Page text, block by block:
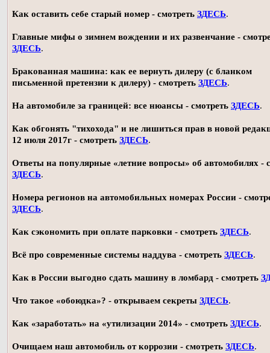
Как оставить себе старый номер - смотреть ЗДЕСЬ.
Главные мифы о зимнем вождении и их развенчание -
ЗДЕСЬ.
Бракованная машина: как ее вернуть дилеру (с бланком
письменной претензии к дилеру) - смотреть ЗДЕСЬ.
На автомобиле за границей: все нюансы - смотреть ЗДЕСЬ.
Как обгонять "тихохода" и не лишиться прав в новой
12 июля 2017г - смотреть ЗДЕСЬ.
Ответы на популярные «летние вопросы» об автомобилях -
ЗДЕСЬ.
Номера регионов на автомобильных номерах России -
ЗДЕСЬ.
Как сэкономить при оплате парковки - смотреть ЗДЕСЬ.
Всё про современные системы наддува - смотреть ЗДЕСЬ.
Как в России выгодно сдать машину в ломбард - смотреть
Что такое «обоюдка»? - открываем секреты ЗДЕСЬ.
Как «заработать» на «утилизации 2014» - смотреть ЗДЕСЬ.
Очищаем наш автомобиль от коррозии - смотреть ЗДЕСЬ.